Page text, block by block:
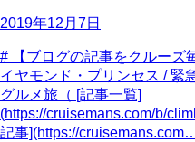
2019年12月7日
# 【ブログの記事をクルーズ
イヤモンド・プリンセス / 緊
グルメ旅（ [記事一覧]
(https://cruisemans.com/b/
記事](https://